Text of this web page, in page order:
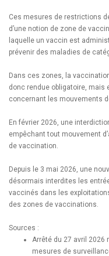
Ces mesures de restrictions
d’une notion de zone de
laquelle un vaccin est
prévenir des maladies de
Dans ces zones, la
donc rendue obligatoire, mais
concernant les mouvements
En février 2026, une
empêchant tout mouvement
de vaccination.
Depuis le 3 mai 2026, une
désormais interdites les
vaccinés dans les
des zones de vaccinations.
Sources :
Arrêté du 27 avril 2026
mesures de